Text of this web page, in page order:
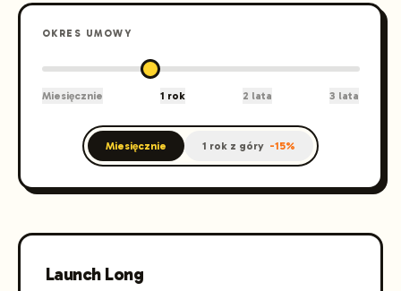
OKRES UMOWY
Miesięcznie 1 rok 2 lata 3 lata
Miesięcznie 1 rok z góry -15%
Launch Long